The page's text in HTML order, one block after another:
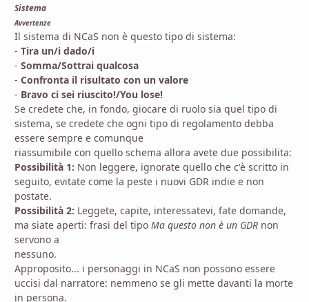
Sistema
Avvertenze
Il sistema di NCaS non è questo tipo di sistema:
- Tira un/i dado/i
- Somma/Sottrai qualcosa
- Confronta il risultato con un valore
- Bravo ci sei riuscito!/You lose!
Se credete che, in fondo, giocare di ruolo sia quel tipo di
sistema, se credete che ogni tipo di regolamento debba
essere sempre e comunque
riassumibile con quello schema allora avete due possibilita:
Possibilità 1: Non leggere, ignorate quello che c'è scritto in
seguito, evitate come la peste i nuovi GDR indie e non
postate.
Possibilità 2: Leggete, capite, interessatevi, fate domande,
ma siate aperti: frasi del tipo Ma questo non è un GDR non
servono a
nessuno.
Approposito... i personaggi in NCaS non possono essere
uccisi dal narratore: nemmeno se gli mette davanti la morte
in persona.